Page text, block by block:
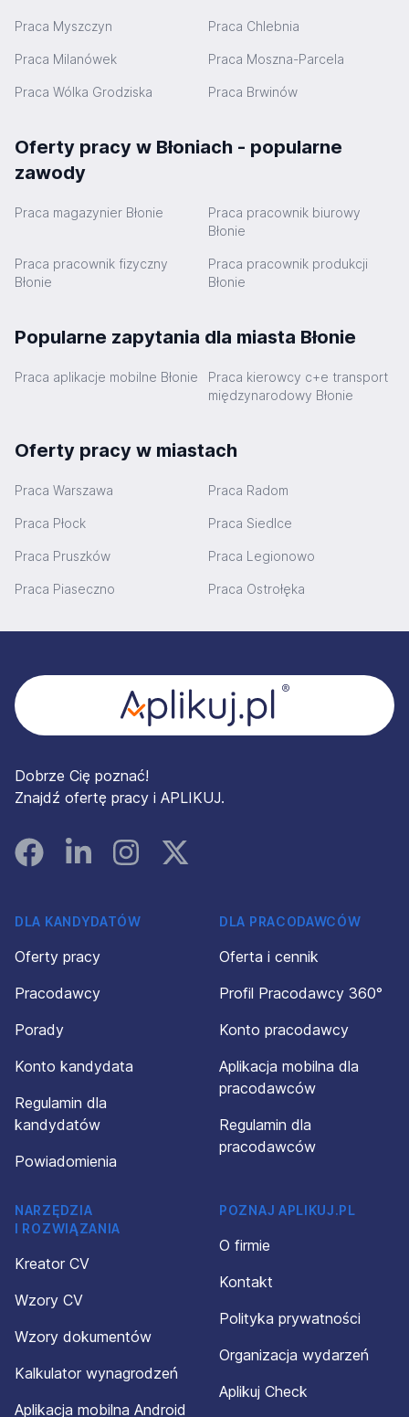
Praca Myszczyn Praca Chlebnia
Praca Milanówek Praca Moszna-Parcela
Praca Wólka Grodziska Praca Brwinów
Oferty pracy w Błoniach - popularne
zawody
Praca magazynier Błonie
Praca pracownik biurowy
Błonie
Praca pracownik fizyczny
Błonie
Praca pracownik produkcji
Błonie
Popularne zapytania dla miasta Błonie
Praca aplikacje mobilne Błonie
Praca kierowcy c+e transport
międzynarodowy Błonie
Oferty pracy w miastach
Praca Warszawa Praca Radom
Praca Płock Praca Siedlce
Praca Pruszków Praca Legionowo
Praca Piaseczno Praca Ostrołęka
Dobrze Cię poznać!
Znajdź ofertę pracy i APLIKUJ.
FacebookLinked InInstagramInstagram
DLA KANDYDATÓW
Oferty pracy
Pracodawcy
Porady
Konto kandydata
Regulamin dla
kandydatów
Powiadomienia
DLA PRACODAWCÓW
Oferta i cennik
Profil Pracodawcy 360°
Konto pracodawcy
Aplikacja mobilna dla
pracodawców
Regulamin dla
pracodawców
NARZĘDZIA
I ROZWIĄZANIA
Kreator CV
Wzory CV
Wzory dokumentów
Kalkulator wynagrodzeń
Aplikacja mobilna Android
POZNAJ APLIKUJ.PL
O firmie
Kontakt
Polityka prywatności
Organizacja wydarzeń
Aplikuj Check